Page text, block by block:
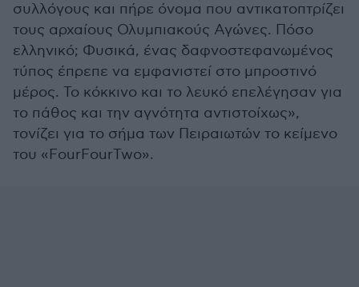
συλλόγους και πήρε όνομα που αντικατοπτρίζει
τους αρχαίους Ολυμπιακούς Αγώνες. Πόσο
ελληνικό; Φυσικά, ένας δαφνοστεφανωμένος
τύπος έπρεπε να εμφανιστεί στο μπροστινό
μέρος. Το κόκκινο και το λευκό επελέγησαν για
το πάθος και την αγνότητα αντιστοίχως»,
τονίζει για το σήμα των Πειραιωτών το κείμενο
του «FourFourTwo».